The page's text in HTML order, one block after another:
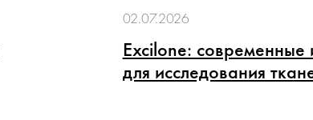
02.07.2026
Excilone: современные
для исследования